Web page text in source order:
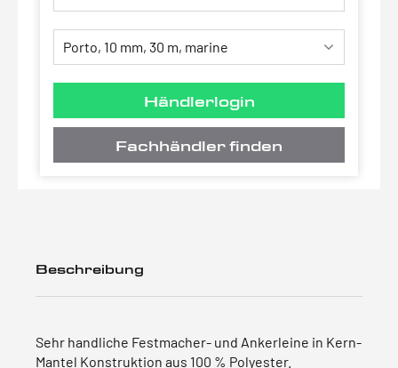
Händlerlogin
Fachhändler finden
Beschreibung
Sehr handliche Festmacher- und Ankerleine in Kern-
Mantel Konstruktion aus 100 % Polyester.